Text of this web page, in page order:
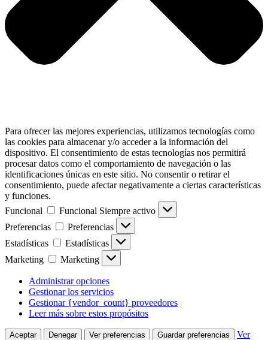
Para ofrecer las mejores experiencias, utilizamos tecnologías como
las cookies para almacenar y/o acceder a la información del
dispositivo. El consentimiento de estas tecnologías nos permitirá
procesar datos como el comportamiento de navegación o las
identificaciones únicas en este sitio. No consentir o retirar el
consentimiento, puede afectar negativamente a ciertas características
y funciones.
Funcional
Funcional Siempre activo
Preferencias
Preferencias
Estadísticas
Estadísticas
Marketing
Marketing
Administrar opciones
Gestionar los servicios
Gestionar {vendor_count} proveedores
Leer más sobre estos propósitos
Aceptar Denegar Ver preferencias Guardar preferencias
Ver